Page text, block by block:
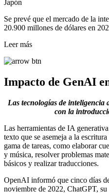
Japón
Se prevé que el mercado de la
20.900 millones de dólares en
Leer más
Impacto de GenAI
Las tecnologías de
con la
Las herramientas de IA
texto que se asemeja a la
gama de tareas, como elaborar
y música, resolver problemas
básicos y realizar traducciones.
OpenAI informó que cinco días
noviembre de 2022, ChatGPT,